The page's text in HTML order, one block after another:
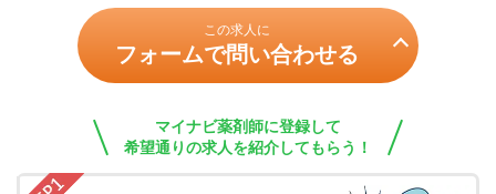
この求人に
フォームで問い合わせる
マイナビ薬剤師に登録して
希望通りの求人を紹介してもらう！